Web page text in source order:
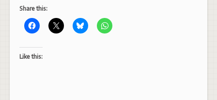
Share this:
Like this: